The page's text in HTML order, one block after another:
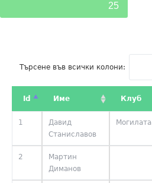
25
Търсене във всички колони:
Id Име Клуб
1
Давид
Станиславов
Могилата
2
Мартин
Диманов